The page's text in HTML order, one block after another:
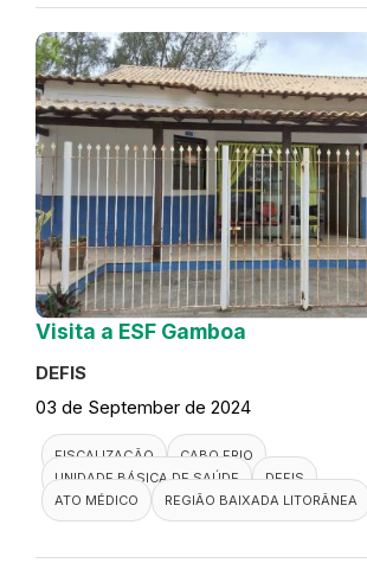
Visita a ESF Gamboa
DEFIS
03 de September de 2024
FISCALIZAÇÃO
CABO FRIO
UNIDADE BÁSICA DE SAÚDE
DEFIS
ATO MÉDICO
REGIÃO BAIXADA LITORÂNEA